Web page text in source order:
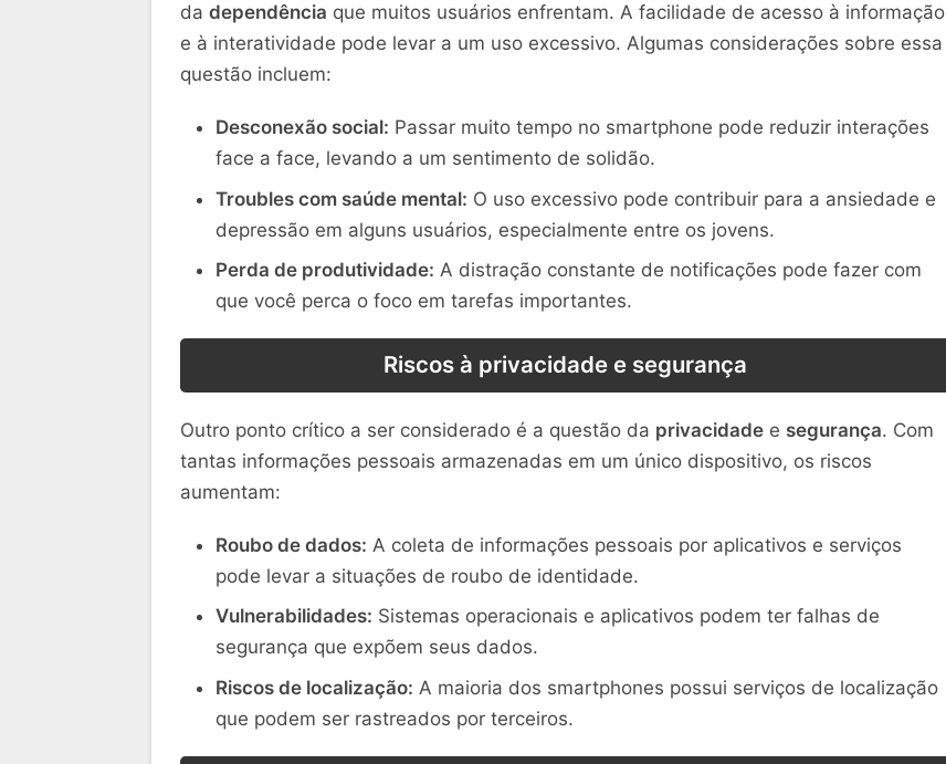
da dependência que muitos usuários enfrentam. A facilidade de acesso à informação
e à interatividade pode levar a um uso excessivo. Algumas considerações sobre essa
questão incluem:
Desconexão social: Passar muito tempo no smartphone pode reduzir interações
face a face, levando a um sentimento de solidão.
Troubles com saúde mental: O uso excessivo pode contribuir para a ansiedade e
depressão em alguns usuários, especialmente entre os jovens.
Perda de produtividade: A distração constante de notificações pode fazer com
que você perca o foco em tarefas importantes.
Riscos à privacidade e segurança
Outro ponto crítico a ser considerado é a questão da privacidadee segurança. Com
tantas informações pessoais armazenadas em um único dispositivo, os riscos
aumentam:
Roubo de dados: A coleta de informações pessoais por aplicativos e serviços
pode levar a situações de roubo de identidade.
Vulnerabilidades: Sistemas operacionais e aplicativos podem ter falhas de
segurança que expõem seus dados.
Riscos de localização: A maioria dos smartphones possui serviços de localização
que podem ser rastreados por terceiros.